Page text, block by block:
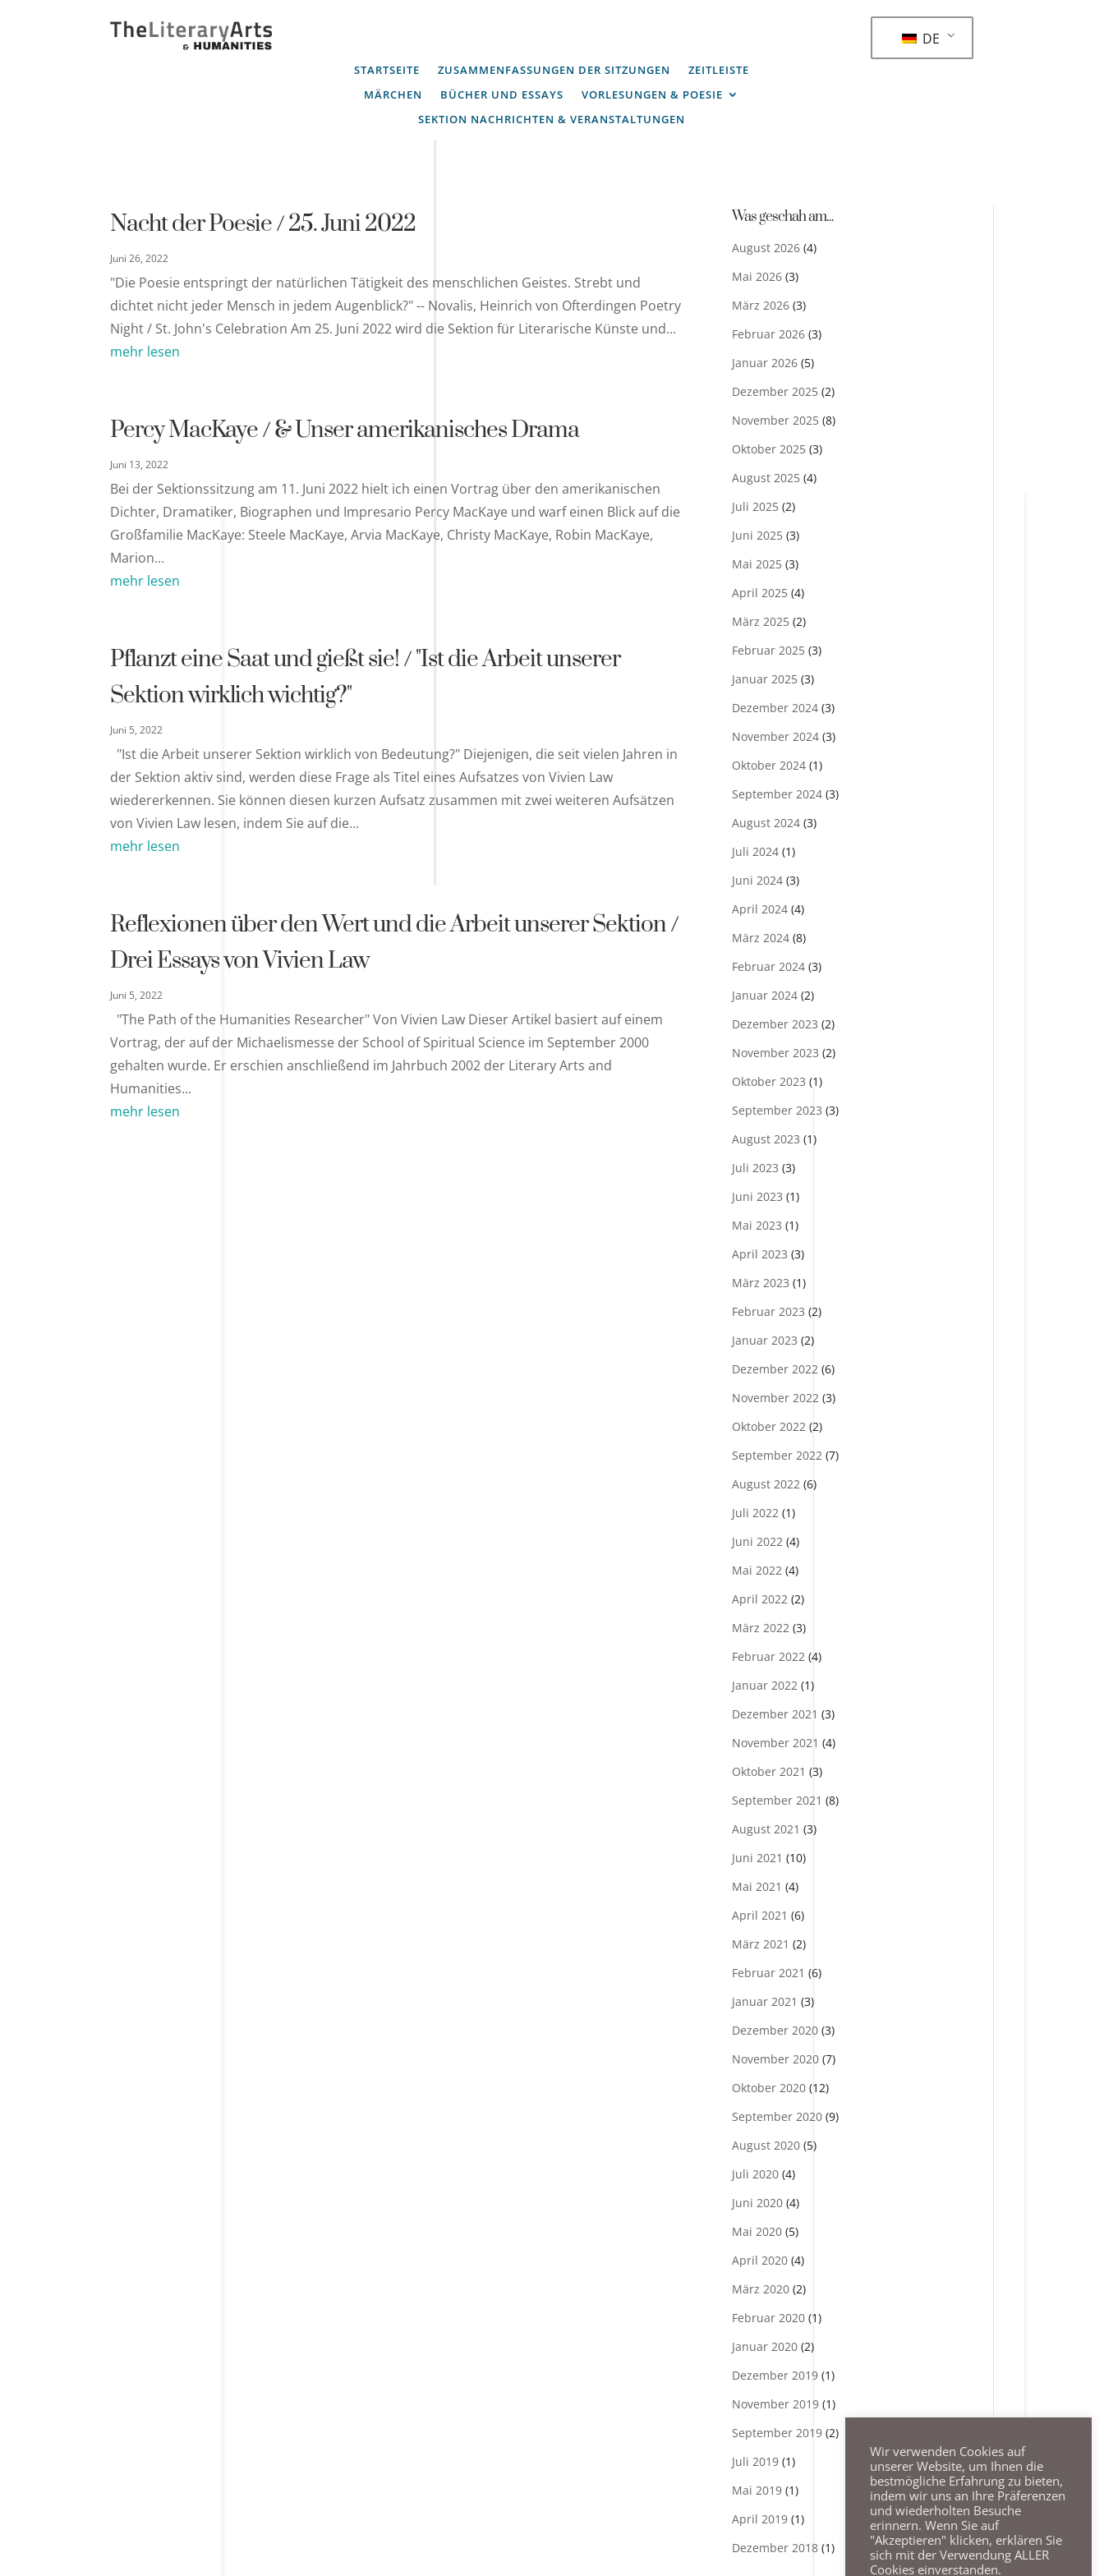
STARTSEITE ZUSAMMENFASSUNGEN DER SITZUNGEN
ZEITLEISTE
MÄRCHEN
BÜCHER UND ESSAYS
VORLESUNGEN & POESIE
SEKTION NACHRICHTEN & VERANSTALTUNGEN
DE
Nacht der Poesie / 25. Juni 2022
Juni 26, 2022
"Die Poesie entspringt der natürlichen Tätigkeit des menschlichen Geistes. Strebt und
dichtet nicht jeder Mensch in jedem Augenblick?" -- Novalis, Heinrich von Ofterdingen Poetry
Night / St. John's Celebration Am 25. Juni 2022 wird die Sektion für Literarische Künste und...
mehr lesen
Percy MacKaye / & Unser amerikanisches Drama
Juni 13, 2022
Bei der Sektionssitzung am 11. Juni 2022 hielt ich einen Vortrag über den amerikanischen
Dichter, Dramatiker, Biographen und Impresario Percy MacKaye und warf einen Blick auf die
Großfamilie MacKaye: Steele MacKaye, Arvia MacKaye, Christy MacKaye, Robin MacKaye,
Marion...
mehr lesen
Pflanzt eine Saat und gießt sie! / "Ist die Arbeit unserer
Sektion wirklich wichtig?"
Juni 5, 2022
"Ist die Arbeit unserer Sektion wirklich von Bedeutung?" Diejenigen, die seit vielen Jahren in
der Sektion aktiv sind, werden diese Frage als Titel eines Aufsatzes von Vivien Law
wiedererkennen. Sie können diesen kurzen Aufsatz zusammen mit zwei weiteren Aufsätzen
von Vivien Law lesen, indem Sie auf die...
mehr lesen
Reflexionen über den Wert und die Arbeit unserer Sektion /
Drei Essays von Vivien Law
Juni 5, 2022
"The Path of the Humanities Researcher" Von Vivien Law Dieser Artikel basiert auf einem
Vortrag, der auf der Michaelismesse der School of Spiritual Science im September 2000
gehalten wurde. Er erschien anschließend im Jahrbuch 2002 der Literary Arts and
Humanities...
mehr lesen
Was geschah am...
August 2026(4)
Mai 2026(3)
März 2026(3)
Februar 2026(3)
Januar 2026(5)
Dezember 2025(2)
November 2025(8)
Oktober 2025(3)
August 2025(4)
Juli 2025(2)
Juni 2025(3)
Mai 2025(3)
April 2025(4)
März 2025(2)
Februar 2025(3)
Januar 2025(3)
Dezember 2024(3)
November 2024(3)
Oktober 2024(1)
September 2024(3)
August 2024(3)
Juli 2024(1)
Juni 2024(3)
April 2024(4)
März 2024(8)
Februar 2024(3)
Januar 2024(2)
Dezember 2023 (2)
November 2023 (2)
Oktober 2023 (1)
September 2023 (3)
August 2023 (1)
Juli 2023 (3)
Juni 2023 (1)
Mai 2023 (1)
April 2023 (3)
März 2023 (1)
Februar 2023 (2)
Januar 2023 (2)
Dezember 2022 (6)
November 2022 (3)
Oktober 2022 (2)
September 2022 (7)
August 2022 (6)
Juli 2022 (1)
Juni 2022 (4)
Mai 2022 (4)
April 2022 (2)
März 2022 (3)
Februar 2022 (4)
Januar 2022 (1)
Dezember 2021 (3)
November 2021 (4)
Oktober 2021 (3)
September 2021 (8)
August 2021 (3)
Juni 2021 (10)
Mai 2021 (4)
April 2021 (6)
März 2021 (2)
Februar 2021 (6)
Januar 2021 (3)
Dezember 2020(3)
November 2020(7)
Oktober 2020(12)
September 2020(9)
August 2020(5)
Juli 2020(4)
Juni 2020(4)
Mai 2020(5)
April 2020(4)
März 2020(2)
Februar 2020(1)
Januar 2020(2)
Dezember 2019(1)
November 2019(1)
September 2019(2)
Juli 2019(1)
Mai 2019(1)
April 2019(1)
Dezember 2018(1)
Wir verwenden Cookies auf
unserer Website, um Ihnen die
bestmögliche Erfahrung zu bieten,
indem wir uns an Ihre Präferenzen
und wiederholten Besuche
erinnern. Wenn Sie auf
"Akzeptieren" klicken, erklären Sie
sich mit der Verwendung ALLER
Cookies einverstanden.